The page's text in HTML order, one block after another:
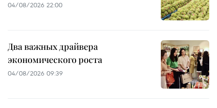
04/08/2026 22:00
Два важных драйвера
экономического роста
04/08/2026 09:39